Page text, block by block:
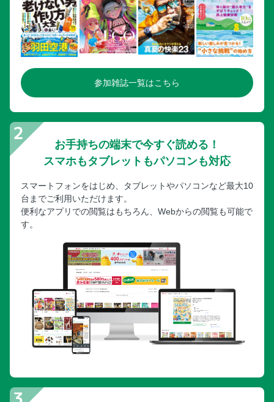
参加雑誌一覧はこちら
お手持ちの端末で今すぐ読める！
スマホもタブレットもパソコンも対応
スマートフォンをはじめ、タブレットやパソコンなど最大10
台までご利用いただけます。
便利なアプリでの閲覧はもちろん、Webからの閲覧も可能で
す。